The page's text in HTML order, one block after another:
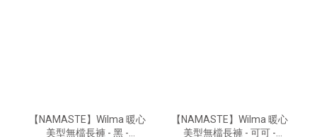
【NAMASTE】Wilma 暖心
美型無檔長褲 - 黑 -
【NAMASTE】Wilma 暖心
美型無檔長褲 - 可可 -